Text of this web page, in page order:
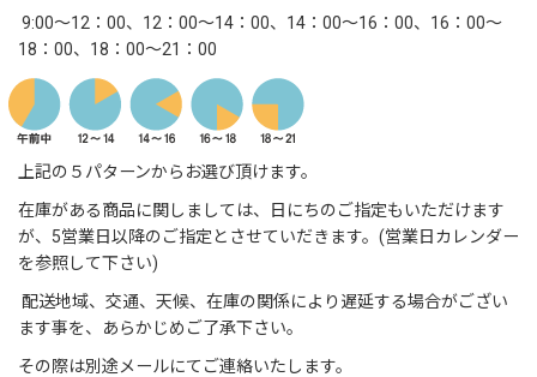
9:00～12：00、12：00～14：00、14：00～16：00、16：00～
18：00、18：00～21：00
上記の５パターンからお選び頂けます。
在庫がある商品に関しましては、日にちのご指定もいただけます
が、5営業日以降のご指定とさせていだきます。(営業日カレンダー
を参照して下さい)
配送地域、交通、天候、在庫の関係により遅延する場合がござい
ます事を、あらかじめご了承下さい。
その際は別途メールにてご連絡いたします。